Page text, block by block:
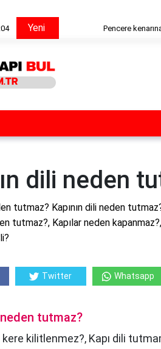
Yeni Pencere kenarına ne denir?
dili neden
tutmaz? Kapının dili neden
tutmaz?, Kapılar neden kapanmaz?,
Twitter Whatsapp
neden tutmaz?
kere kilitlenmez?, Kapı dili